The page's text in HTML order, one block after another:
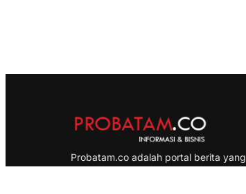
Probatam.co adalah portal berita yang